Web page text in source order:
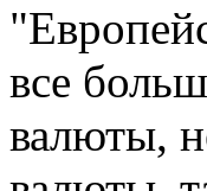
все
валюты,